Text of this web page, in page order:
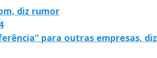
diz rumor
para outras empresas, diz